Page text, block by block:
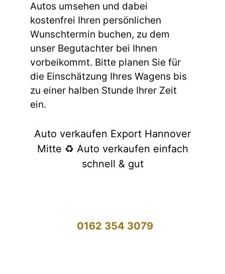
Autos umsehen und dabei
kostenfrei Ihren persönlichen
Wunschtermin buchen, zu dem
unser Begutachter bei Ihnen
vorbeikommt. Bitte planen Sie für
die Einschätzung Ihres Wagens bis
zu einer halben Stunde Ihrer Zeit
ein.
Auto verkaufen Export Hannover
Mitte ♻️ Auto verkaufen einfach
schnell & gut
0162 354 3079